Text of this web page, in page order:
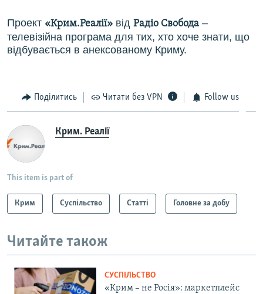
Проект «Крим.Реалії» від Радiо Свобода –
телевізійна програма для тих, хто хоче знати, що
відбувається в анексованому Криму.
Поділитись Читати без VPN Follow us
Крим. Реалії
This item is part of
Крим Суспільство Статті Головне за добу
Читайте також
СУСПІЛЬСТВО
«Крим – не Росія»: маркетплейс